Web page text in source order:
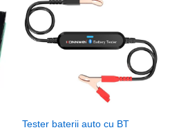
Tester baterii auto cu BT